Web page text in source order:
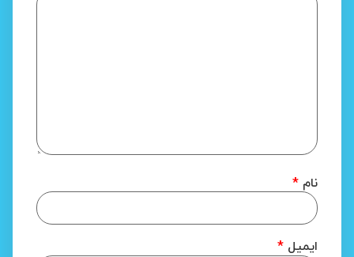
نام *
ایمیل *